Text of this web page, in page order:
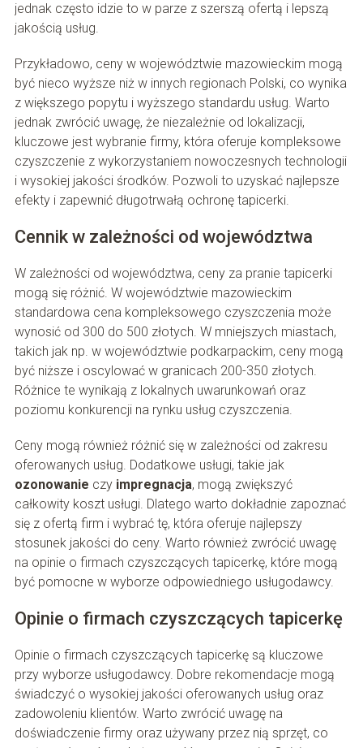
jednak często idzie to w parze z szerszą ofertą i lepszą
jakością usług.
Przykładowo, ceny w województwie mazowieckim mogą
być nieco wyższe niż w innych regionach Polski, co wynika
z większego popytu i wyższego standardu usług. Warto
jednak zwrócić uwagę, że niezależnie od lokalizacji,
kluczowe jest wybranie firmy, która oferuje kompleksowe
czyszczenie z wykorzystaniem nowoczesnych technologii
i wysokiej jakości środków. Pozwoli to uzyskać najlepsze
efekty i zapewnić długotrwałą ochronę tapicerki.
Cennik w zależności od województwa
W zależności od województwa, ceny za pranie tapicerki
mogą się różnić. W województwie mazowieckim
standardowa cena kompleksowego czyszczenia może
wynosić od 300 do 500 złotych. W mniejszych miastach,
takich jak np. w województwie podkarpackim, ceny mogą
być niższe i oscylować w granicach 200-350 złotych.
Różnice te wynikają z lokalnych uwarunkowań oraz
poziomu konkurencji na rynku usług czyszczenia.
Ceny mogą również różnić się w zależności od zakresu
oferowanych usług. Dodatkowe usługi, takie jak
ozonowanie czy impregnacja, mogą zwiększyć
całkowity koszt usługi. Dlatego warto dokładnie zapoznać
się z ofertą firm i wybrać tę, która oferuje najlepszy
stosunek jakości do ceny. Warto również zwrócić uwagę
na opinie o firmach czyszczących tapicerkę, które mogą
być pomocne w wyborze odpowiedniego usługodawcy.
Opinie o firmach czyszczących tapicerkę
Opinie o firmach czyszczących tapicerkę są kluczowe
przy wyborze usługodawcy. Dobre rekomendacje mogą
świadczyć o wysokiej jakości oferowanych usług oraz
zadowoleniu klientów. Warto zwrócić uwagę na
doświadczenie firmy oraz używany przez nią sprzęt, co